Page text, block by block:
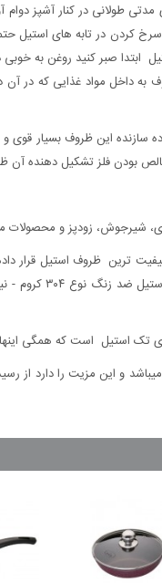
مدتی طولانی در کنار
در تابه های استیل
ابتدا صبر کنید روغن به
داخل مواد غذایی که در آن
سازنده این ظروف بسیار
بودن فلز تشکیل دهنده
زودپز و محصولات
کیفیت ترین ظروف استیل
تک استیل است که همگی
و این مزیت را دارد از